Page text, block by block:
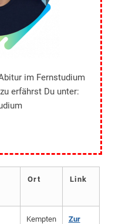
Ort Link
Kempten
Zur
im Fernstudium
erfährst Du unter: